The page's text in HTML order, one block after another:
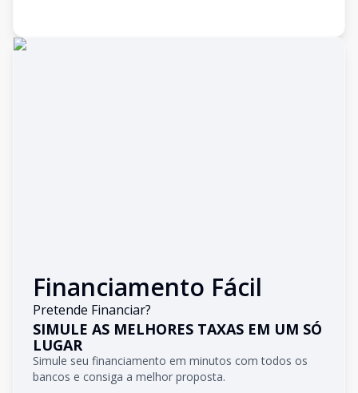
Financiamento Fácil
Pretende Financiar?
SIMULE AS MELHORES TAXAS EM UM SÓ
LUGAR
Simule seu financiamento em minutos com todos os
bancos e consiga a melhor proposta.